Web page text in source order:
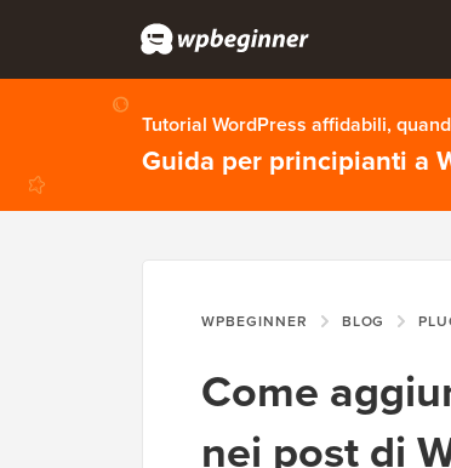
Tutorial WordPress affidabili,
Guida per principianti a
WPBEGINNER BLOG
Come
nei post di